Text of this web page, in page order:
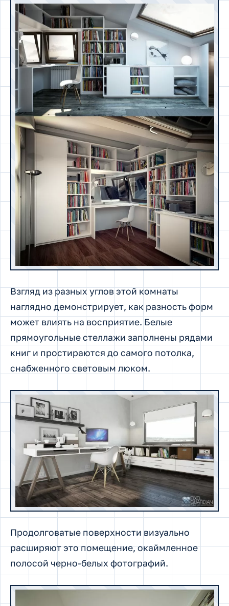
Взгляд из разных углов этой комнаты
наглядно демонстрирует, как разность форм
может влиять на восприятие. Белые
прямоугольные стеллажи заполнены рядами
книг и простираются до самого потолка,
снабженного световым люком.
Продолговатые поверхности визуально
расширяют это помещение, окаймленное
полосой черно-белых фотографий.